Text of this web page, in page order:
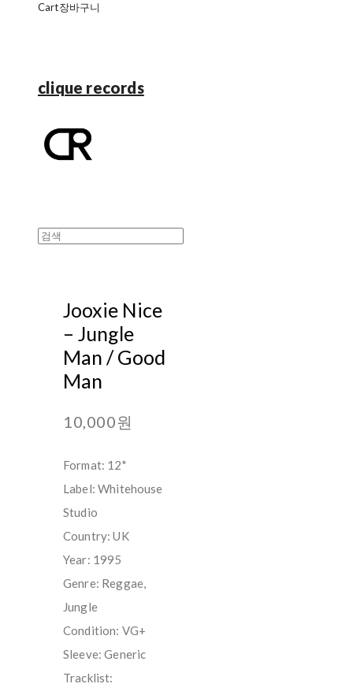
Cart장바구니
clique records
Jooxie Nice
‎– Jungle
Man / Good
Man
10,000원
Format: 12"
Label: Whitehouse
Studio
Country: UK
Year: 1995
Genre: Reggae,
Jungle
Condition: VG+
Sleeve: Generic
Tracklist: